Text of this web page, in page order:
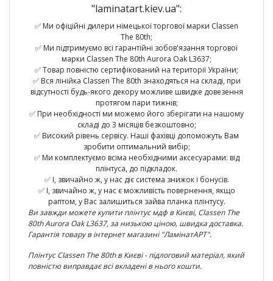
"laminatart.kiev.ua":
✅ Ми офіційні дилери німецької торгової марки Classen
The 80th;
✅ Ми підтримуємо всі гарантійні зобов'язання торгової
марки Classen The 80th Aurora Oak L3637;
✅ Товар повністю сертифікований на території України;
✅ Вся лінійка Classen The 80th знаходяться на складі, при
відсутності будь-якого декору можливе швидке довезення
протягом пари тижнів;
✅ При необхідності ми можемо його зберігати на нашому
складі до 3 місяців безкоштовно;
✅ Високий рівень сервісу. Наші фахівці допоможуть Вам
зробити оптимальний вибір;
✅ Ми комплектуємо всіма необхідними аксесуарами: від
плінтуса, до підкладок.
✅ І, звичайно ж, у нас діє система знижок і бонусів.
✅ І, звичайно ж, у нас є можливість повернення, якщо
раптом, у Вас залишиться зайва планка плінтусу.
Ви завжди можете купити плінтус мдф в Києві, Classen The
80th Aurora Oak L3637,за низькою ціною, швидка доставка.
Гарантія товару в інтернет магазині "ЛамінатАРТ".
ПлінтусClassen The 80th в Києві - підлоговий матеріал, який
повністю виправдає всі вкладені в нього кошти.